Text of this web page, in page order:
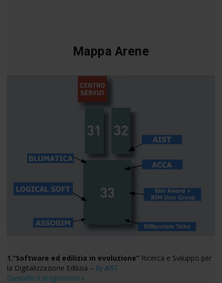
Mappa Arene
1.”Software ed edilizia in evoluzione” Ricerca e Sviluppo per
la Digitalizzazione Edilizia – by AIST
Consulta il programma »